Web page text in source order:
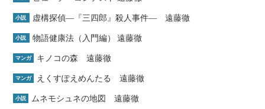
小説 虚構探偵―『三四郎』殺人事件― 遠藤徹
小説 物語健康法（入門編） 遠藤徹
マンガ キノコの森 遠藤徹
マンガ えくすぽえめんたる 遠藤徹
小説 ムネモシュネの地図 遠藤徹